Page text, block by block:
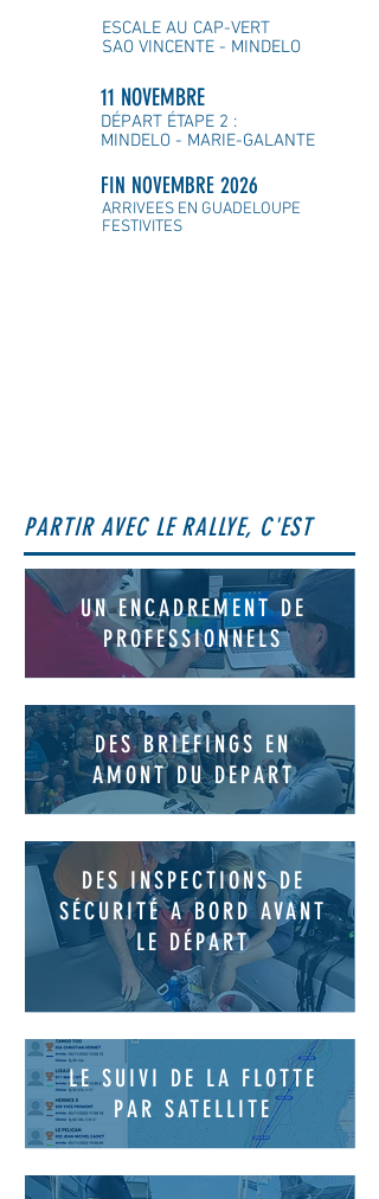
ESCALE AU CAP-VERT
SAO VINCENTE - MINDELO
11 NOVEMBRE
DÉPART ÉTAPE 2 :
MINDELO - MARIE-GALANTE
FIN NOVEMBRE 2026
ARRIVEES EN GUADELOUPE
FESTIVITES
PARTIR AVEC LE RALLYE, C'EST
UN ENCADREMENT DE
PROFESSIONNELS
DES BRIEFINGS EN
AMONT DU DEPART
DES INSPECTIONS DE
SÉCURITÉ A BORD AVANT
LE DÉPART
LE SUIVI DE LA FLOTTE
PAR SATELLITE